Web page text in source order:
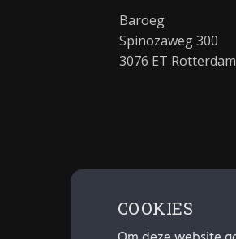
Baroeg
Spinozaweg 300
3076 ET Rotterdam
COOKIES